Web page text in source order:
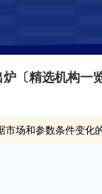
〔精选机构一览
场和参数条件变化